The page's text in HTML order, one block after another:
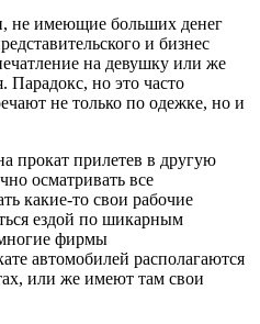
не имеющие больших денег
и бизнес
на девушку или же
Парадокс, но это часто
не только по одежке, но и
прокат прилетев в другую
осматривать все
какие-то свои рабочие
ездой по шикарным
фирмы
автомобилей располагаются
или же имеют там свои